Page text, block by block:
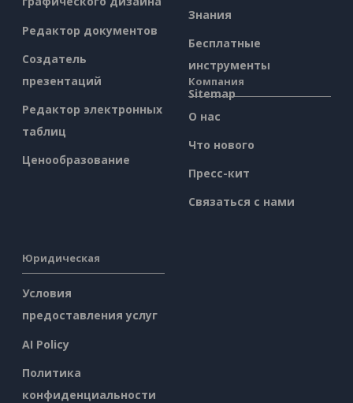
Редактор документов
Создатель
презентаций
Редактор электронных
таблиц
Ценообразование
Знания
Бесплатные
инструменты
Sitemap
Компания
О нас
Что нового
Пресс-кит
Связаться с нами
Юридическая
Условия
предоставления услуг
AI Policy
Политика
конфиденциальности